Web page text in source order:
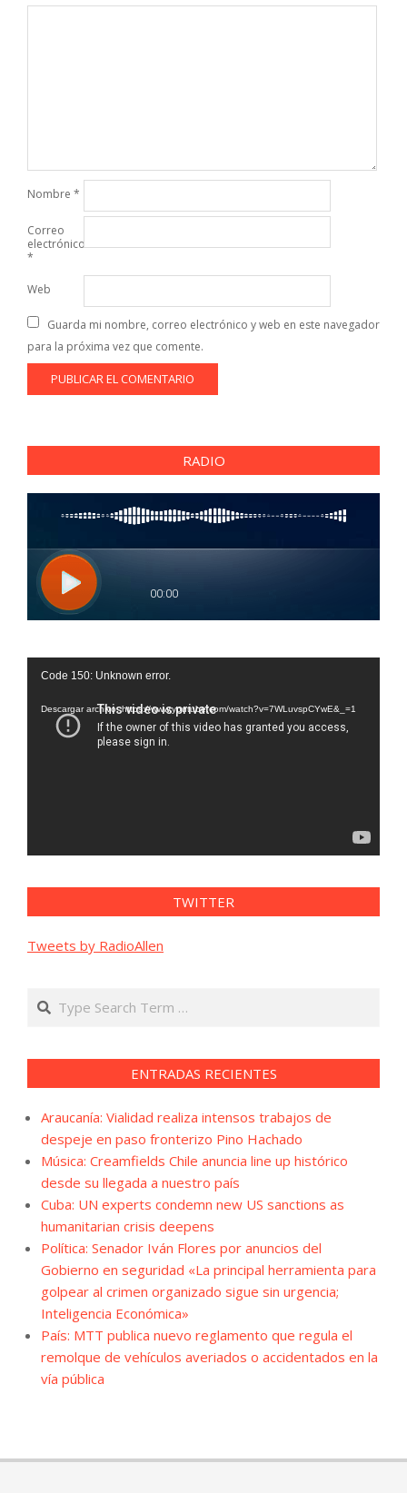
Nombre *
Correo
electrónico
*
Web
Guarda mi nombre, correo electrónico y web en este navegador
para la próxima vez que comente.
RADIO
Reproductor
vídeo
Code 150: Unknown error.
Descargar archivo: https://www.youtube.com/watch?v=7WLuvspCYwE&_=1
TWITTER
Tweets by RadioAllen
Search
ENTRADAS RECIENTES
Araucanía: Vialidad realiza intensos trabajos de
despeje en paso fronterizo Pino Hachado
Música: Creamfields Chile anuncia line up histórico
desde su llegada a nuestro país
Cuba: UN experts condemn new US sanctions as
humanitarian crisis deepens
Política: Senador Iván Flores por anuncios del
Gobierno en seguridad «La principal herramienta para
golpear al crimen organizado sigue sin urgencia;
Inteligencia Económica»
País: MTT publica nuevo reglamento que regula el
remolque de vehículos averiados o accidentados en la
vía pública